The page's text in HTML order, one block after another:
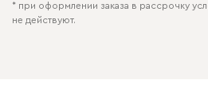
* при оформлении заказа в рассрочку
не действуют.